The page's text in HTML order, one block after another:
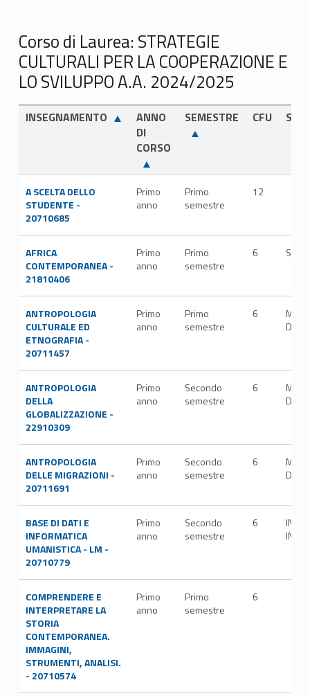
Corso di Laurea: STRATEGIE
CULTURALI PER LA COOPERAZIONE E
LO SVILUPPO A.A. 2024/2025
INSEGNAMENTO
ANNO
DI
CORSO
SEMESTRE CFU SSD
A SCELTA DELLO
STUDENTE -
20710685
Primo
anno
Primo
semestre
12
AFRICA
CONTEMPORANEA -
21810406
Primo
anno
Primo
semestre
6 SPS/
ANTROPOLOGIA
CULTURALE ED
ETNOGRAFIA -
20711457
Primo
anno
Primo
semestre
6
M-
DEA/
ANTROPOLOGIA
DELLA
GLOBALIZZAZIONE -
22910309
Primo
anno
Secondo
semestre
6
M-
DEA/
ANTROPOLOGIA
DELLE MIGRAZIONI -
20711691
Primo
anno
Secondo
semestre
6
M-
DEA/
BASE DI DATI E
INFORMATICA
UMANISTICA - LM -
20710779
Primo
anno
Secondo
semestre
6
ING-
INF/
COMPRENDERE E
INTERPRETARE LA
STORIA
CONTEMPORANEA.
IMMAGINI,
STRUMENTI, ANALISI.
- 20710574
Primo
anno
Primo
semestre
6